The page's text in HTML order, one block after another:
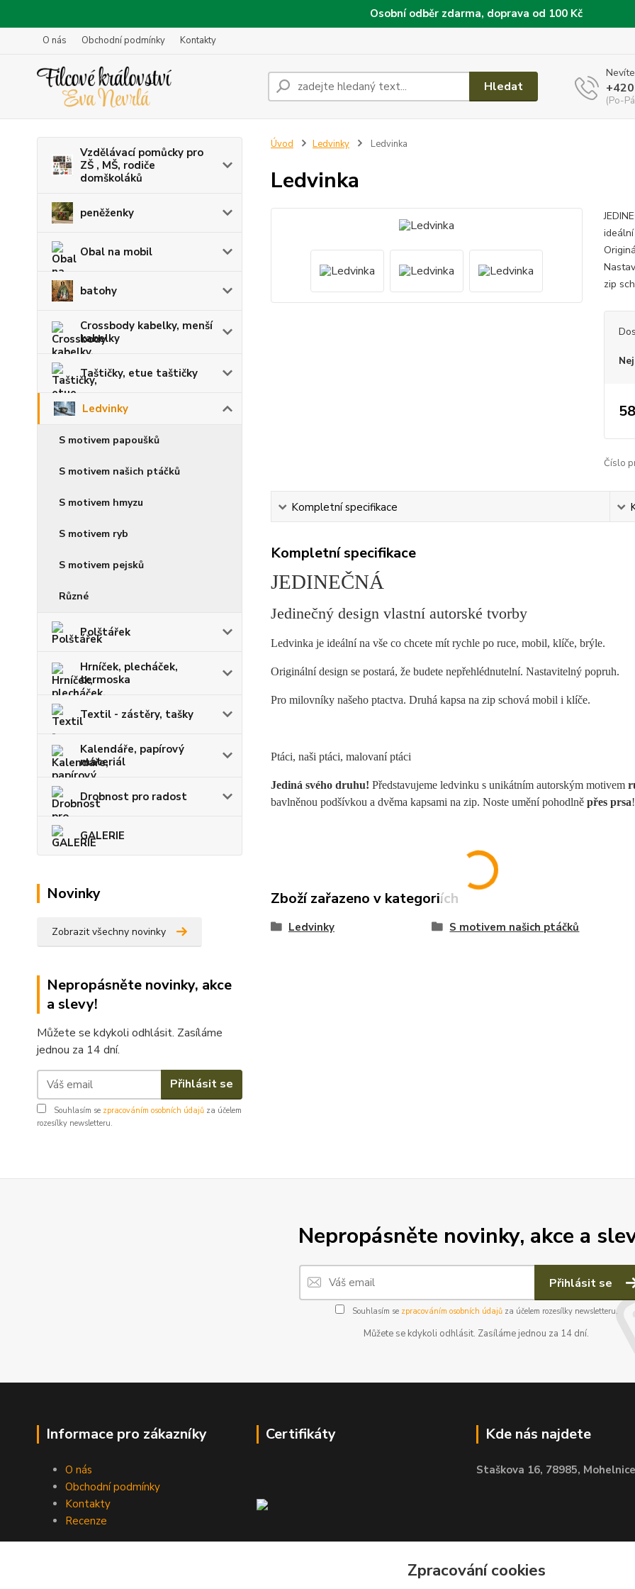
Osobní odběr zdarma, doprava od 100 Kč
O nás Obchodní podmínky Kontakty
Hledat
(Po-
Vzdělávací pomůcky pro
ZŠ , MŠ, rodiče
domškoláků
peněženky
Obal na mobil
batohy
Crossbody kabelky, menší
kabelky
Taštičky, etue taštičky
Ledvinky
S motivem papoušků
S motivem našich ptáčků
S motivem hmyzu
S motivem ryb
S motivem pejsků
Různé
Polštářek
Hrníček, plecháček,
termoska
Textil - zástěry, tašky
Kalendáře, papírový
materiál
Drobnost pro radost
GALERIE
Novinky
Zobrazit všechny novinky
Nepropásněte novinky, akce
a slevy!
Můžete se kdykoli odhlásit. Zasíláme
jednou za 14 dní.
Přihlásit se
Souhlasím se zpracováním osobních údajů za účelem
rozesílky newsletteru.
Úvod Ledvinky Ledvinka
Ledvinka
zip
Číslo
Kompletní specifikace
Kompletní specifikace
JEDINEČNÁ
Jedinečný design vlastní autorské tvorby
Ledvinka je ideální na vše co chcete mít rychle po ruce, mobil, klíče, brýle.
Originální design se postará, že budete nepřehlédnutelní. Nastavitelný popruh.
Pro milovníky našeho ptactva. Druhá kapsa na zip schová mobil i klíče.
Ptáci, naši ptáci, malovaní ptáci
Jediná svého druhu! Představujeme ledvinku s unikátním autorským motivem
bavlněnou podšívkou a dvěma kapsami na zip. Noste umění pohodlně přes prsa!
Zboží zařazeno v kategoriích
Ledvinky S motivem našich ptáčků
Nepropásněte novinky, akce a
Přihlásit se
Souhlasím se zpracováním osobních údajůza účelem rozesílky newsletteru.
Můžete se kdykoli odhlásit. Zasíláme jednou za 14 dní.
Informace pro zákazníky
O nás
Obchodní podmínky
Kontakty
Recenze
Certifikáty Kde nás najdete
Staškova 16, 78985, Mohelnice
Zpracování cookies